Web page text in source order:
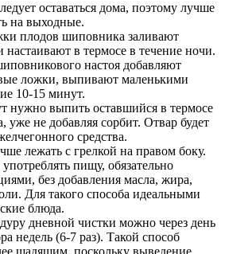
оставаться дома, поэтому лучше
на выходные.
плодов шиповника заливают
настаивают в термосе в течение ночи.
настоя добавляют
ложки, выпивают маленькими
10-15 минут.
нужно выпить оставшийся в термосе
уже не добавляя сорбит. Отвар будет
средства.
лежать с грелкой на правом боку.
пищу, обязательно
без добавления масла, жира,
Для такого способа идеальными
блюда.
дневной чистки можно через день
недель (6-7 раз). Такой способ
щадящим, поскольку выведение